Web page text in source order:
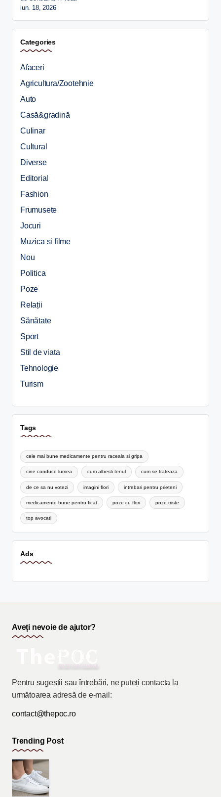
iun. 18, 2026
Categories
Afaceri
Agricultura/Zootehnie
Auto
Casă&gradină
Culinar
Cultural
Diverse
Editorial
Fashion
Frumusete
Jocuri
Muzica si filme
Nou
Politica
Poze
Relații
Sănătate
Sport
Stil de viata
Tehnologie
Turism
Tags
cele mai bune medicamente pentru raceala si gripa
cine conduce lumea cum albesti tenul cum se trateaza
de ce sa nu votezi imagini flori intrebari pentru prieteni
medicamente bune pentru ficat poze cu flori poze triste
top avocati
Ads
Aveți nevoie de ajutor?
Pentru sugestii sau întrebări, ne puteți contacta la
următoarea adresă de e-mail:
contact@thepoc.ro
Trending Post